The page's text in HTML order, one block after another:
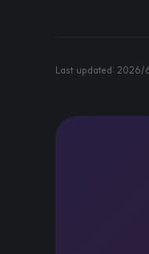
Last updated: 2026/